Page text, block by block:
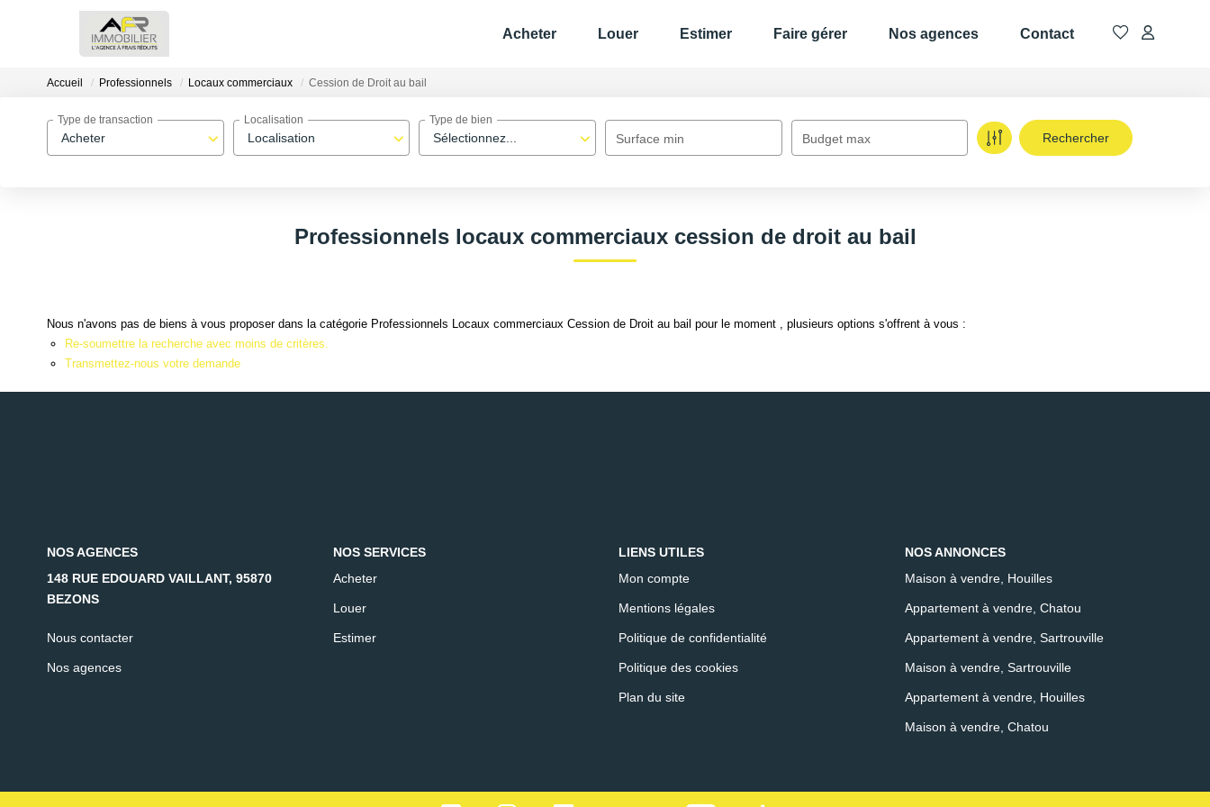
Acheter Louer Estimer Faire gérer Nos agences Contact
Accueil Professionnels Locaux commerciaux Cession de Droit au bail
Acheter
Type de transaction
Localisation
Localisation
Sélectionnez...
Type de bien
Surface min Budget max
Professionnels locaux commerciaux cession de droit au bail
Nous n'avons pas de biens à vous proposer dans la catégorie Professionnels Locaux commerciaux Cession de Droit au bail pour le moment , plusieurs options s'offrent à vous :
Re-soumettre la recherche avec moins de critères.
Transmettez-nous votre demande
NOS AGENCES
148 RUE EDOUARD VAILLANT, 95870
BEZONS
Nous contacter
Nos agences
NOS SERVICES
Acheter
Louer
Estimer
LIENS UTILES
Mon compte
Mentions légales
Politique de confidentialité
Politique des cookies
Plan du site
NOS ANNONCES
Maison à vendre, Houilles
Appartement à vendre, Chatou
Appartement à vendre, Sartrouville
Maison à vendre, Sartrouville
Appartement à vendre, Houilles
Maison à vendre, Chatou